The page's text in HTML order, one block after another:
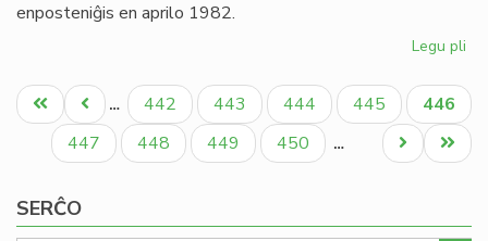
enposteniĝis en aprilo 1982.
Legu pli
ne
plu
de
Pagination
Unua
paĝo
Antaŭa
paĝo
… Paĝo
442 Paĝo
443 Paĝo
444 Paĝo
445
Aktuala
paĝo
446
Paĝo
447 Paĝo
448 Paĝo
449 Paĝo
450 …
Last
page
Next
page
SERĈO